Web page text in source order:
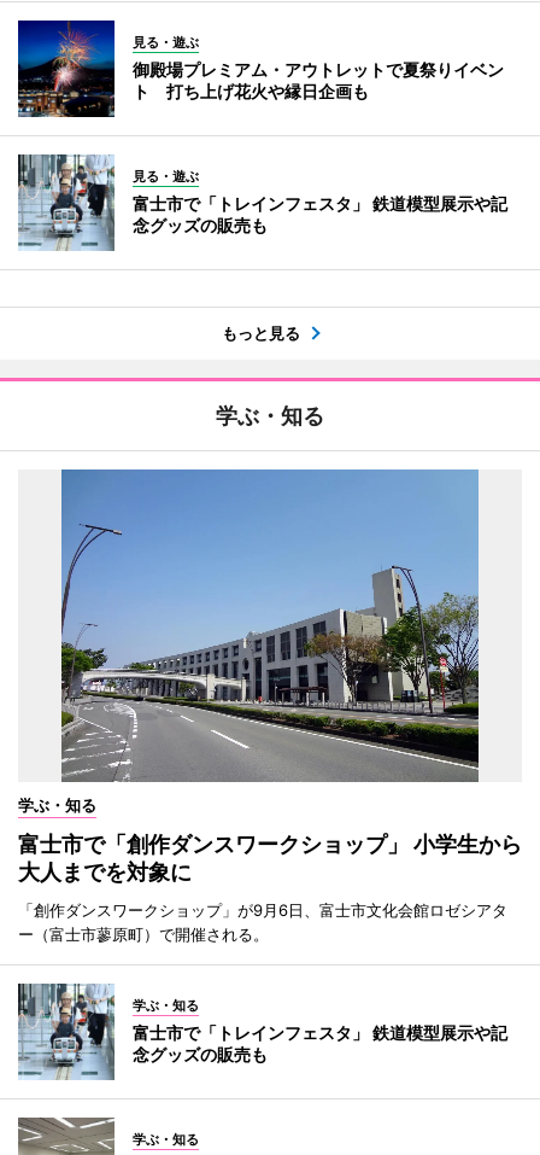
見る・遊ぶ
御殿場プレミアム・アウトレットで夏祭りイベン
ト 打ち上げ花火や縁日企画も
見る・遊ぶ
富士市で「トレインフェスタ」 鉄道模型展示や記
念グッズの販売も
もっと見る
学ぶ・知る
学ぶ・知る
富士市で「創作ダンスワークショップ」 小学生から
大人までを対象に
「創作ダンスワークショップ」が9月6日、富士市文化会館ロゼシアタ
ー（富士市蓼原町）で開催される。
学ぶ・知る
富士市で「トレインフェスタ」 鉄道模型展示や記
念グッズの販売も
学ぶ・知る